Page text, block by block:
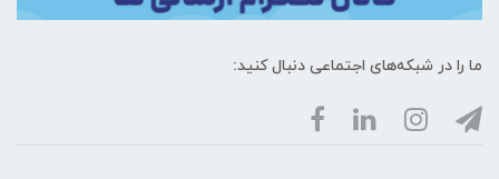
ما را در شبکه‌های اجتماعی دنبال کنید: